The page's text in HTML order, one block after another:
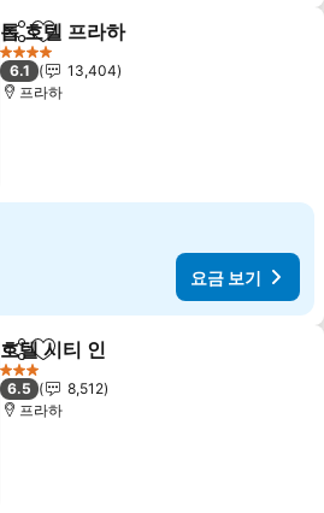
공유 즐겨찾기에 추가
톱 호텔 프라하
4 성급
6.1
13,404
프라하
요금 보기
공유 즐겨찾기에 추가
호텔 시티 인
3 성급
6.5
8,512
프라하